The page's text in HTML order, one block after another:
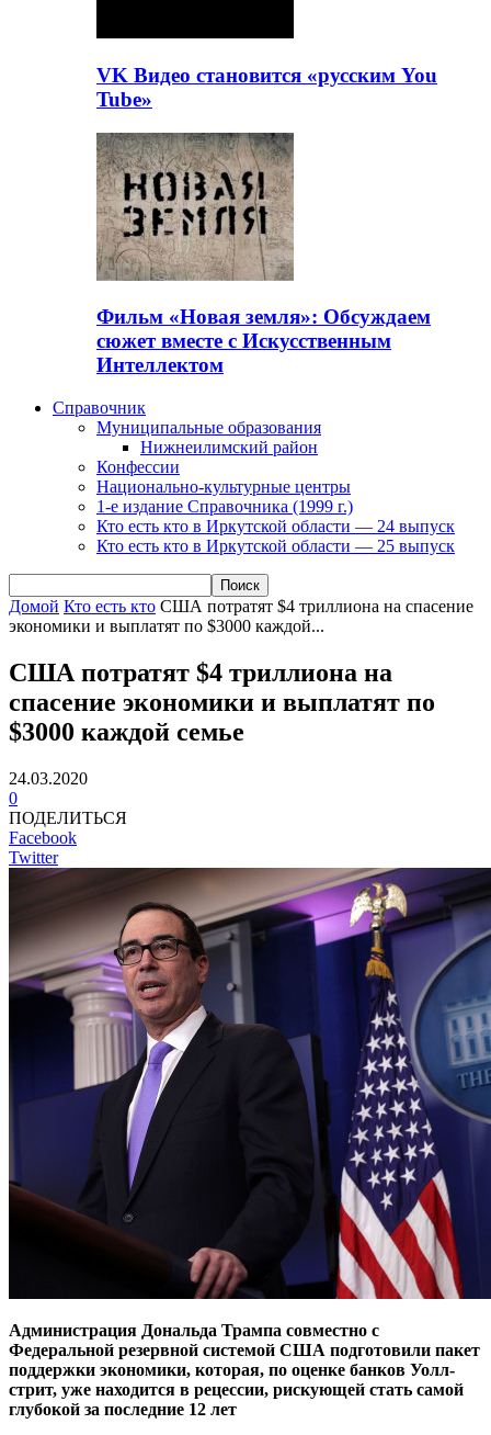
VK Видео становится «русским You
Tube»
Фильм «Новая земля»: Обсуждаем
сюжет вместе с Искусственным
Интеллектом
Справочник
Муниципальные образования
Нижнеилимский район
Конфессии
Национально-культурные центры
1-е издание Справочника (1999 г.)
Кто есть кто в Иркутской области — 24 выпуск
Кто есть кто в Иркутской области — 25 выпуск
Домой Кто есть кто США потратят $4 триллиона на спасение
экономики и выплатят по $3000 каждой...
США потратят $4 триллиона на
спасение экономики и выплатят по
$3000 каждой семье
24.03.2020
0
ПОДЕЛИТЬСЯ
Facebook
Twitter
Администрация Дональда Трампа совместно с
Федеральной резервной системой США подготовили пакет
поддержки экономики, которая, по оценке банков Уолл-
стрит, уже находится в рецессии, рискующей стать самой
глубокой за последние 12 лет